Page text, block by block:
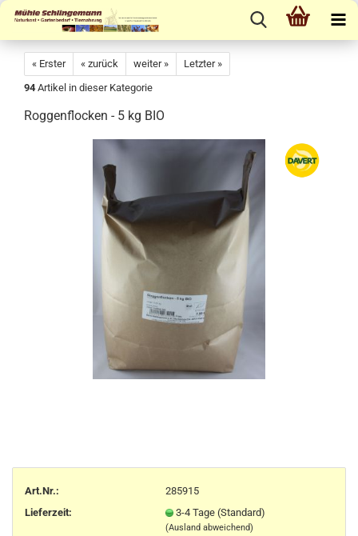
« Erster « zurück weiter »
Letzter »
94 Artikel in dieser Kategorie
Roggenflocken - 5 kg BIO
Art.Nr.:
285915
Lieferzeit:
3-4 Tage (Standard)
(Ausland abweichend)